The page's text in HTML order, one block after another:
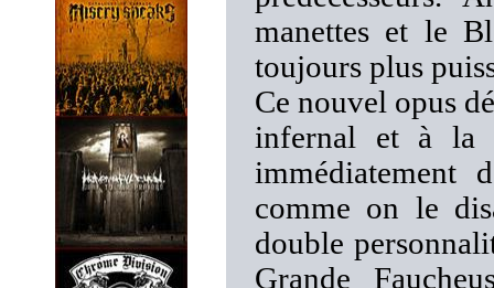
manettes et le
toujours plus
Ce nouvel opus
infernal et à la
immédiatement
comme on le
double
Grande